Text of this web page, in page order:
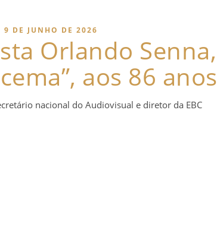
9 DE JUNHO DE 2026
Orlando Senna,
aos 86 anos
nacional do Audiovisual e diretor da EBC